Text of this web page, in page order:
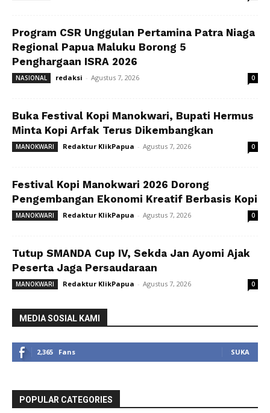
Program CSR Unggulan Pertamina Patra Niaga
Regional Papua Maluku Borong 5
Penghargaan ISRA 2026
NASIONAL redaksi - Agustus 7, 2026 0
Buka Festival Kopi Manokwari, Bupati Hermus
Minta Kopi Arfak Terus Dikembangkan
MANOKWARI Redaktur KlikPapua - Agustus 7, 2026 0
Festival Kopi Manokwari 2026 Dorong
Pengembangan Ekonomi Kreatif Berbasis Kopi
MANOKWARI Redaktur KlikPapua - Agustus 7, 2026 0
Tutup SMANDA Cup IV, Sekda Jan Ayomi Ajak
Peserta Jaga Persaudaraan
MANOKWARI Redaktur KlikPapua - Agustus 7, 2026 0
MEDIA SOSIAL KAMI
2,365 Fans SUKA
POPULAR CATEGORIES